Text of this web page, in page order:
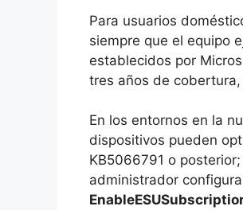
Para usuarios
siempre que el equipo
establecidos por
tres años de
En los entornos en la
dispositivos pueden
KB5066791 o
administrador